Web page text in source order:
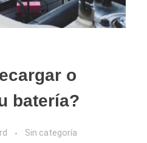
o
batería?
Sin categoría